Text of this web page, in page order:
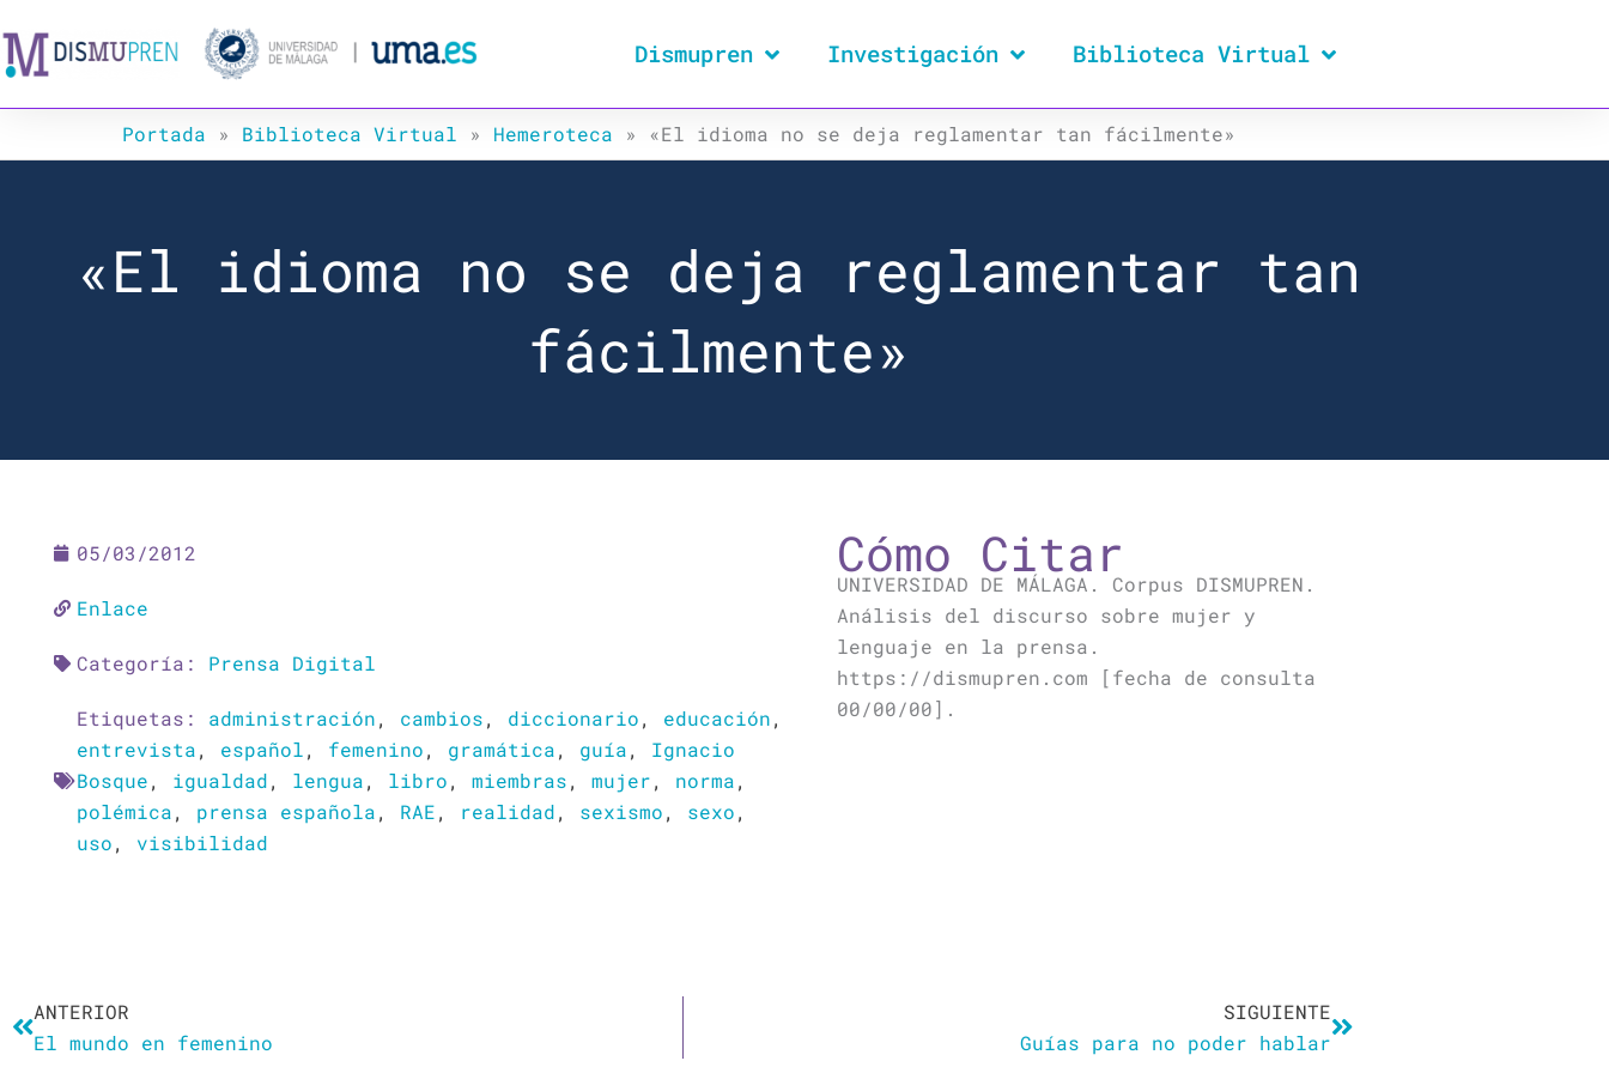
al
contenido
Dismupren Investigación Biblioteca Virtual
Portada » Biblioteca Virtual » Hemeroteca » «El idioma no se deja reglamentar tan fácilmente»
«El idioma no se deja reglamentar tan
fácilmente»
05/03/2012
Enlace
Categoría: Prensa Digital
Etiquetas: administración, cambios, diccionario, educación,
entrevista, español, femenino, gramática, guía, Ignacio
Bosque, igualdad, lengua, libro, miembras, mujer, norma,
polémica, prensa española, RAE, realidad, sexismo, sexo,
uso, visibilidad
Cómo Citar
UNIVERSIDAD DE MÁLAGA. Corpus DISMUPREN.
Análisis del discurso sobre mujer y
lenguaje en la prensa.
https://dismupren.com [fecha de consulta
00/00/00].
ANTERIOR
El mundo en femenino
SIGUIENTE
Guías para no poder hablar